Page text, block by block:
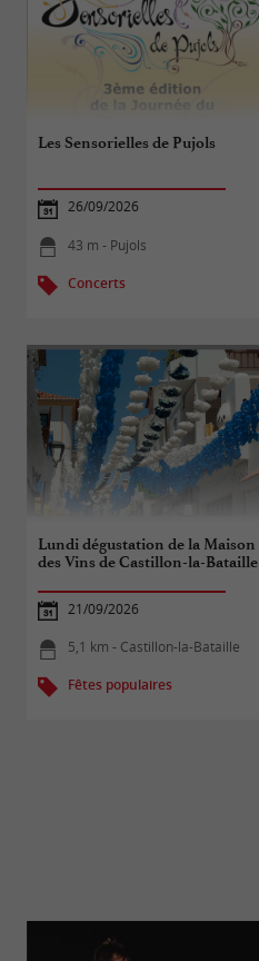
Les Sensorielles de Pujols
26/09/2026
43 m - Pujols
Concerts
Lundi dégustation de la Maison
des Vins de Castillon-la-Bataille
21/09/2026
5,1 km - Castillon-la-Bataille
Fêtes populaires